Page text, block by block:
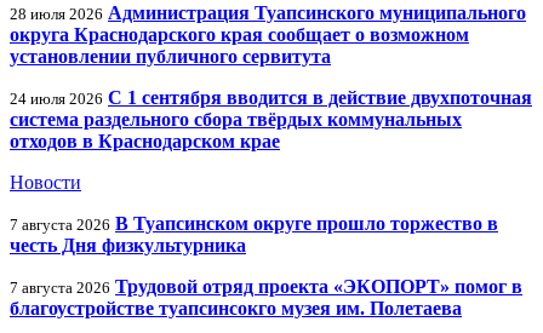
28 июля 2026 Администрация Туапсинского муниципального
округа Краснодарского края сообщает о возможном
установлении публичного сервитута
24 июля 2026 С 1 сентября вводится в действие двухпоточная
система раздельного сбора твёрдых коммунальных
отходов в Краснодарском крае
Новости
7 августа 2026 В Туапсинском округе прошло торжество в
честь Дня физкультурника
7 августа 2026 Трудовой отряд проекта «ЭКОПОРТ» помог в
благоустройстве туапсинсокго музея им. Полетаева